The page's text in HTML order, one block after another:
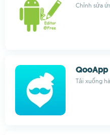
Chỉnh sửa
QooApp
Tải xuống